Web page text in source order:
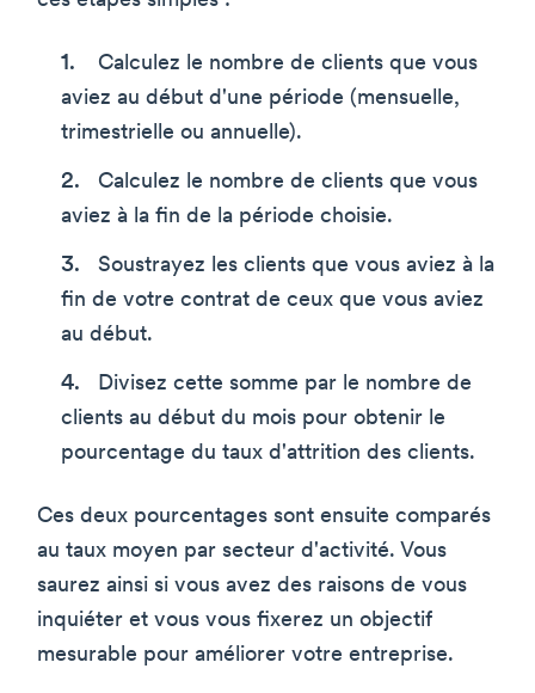
Calculez le nombre de clients que vous
aviez au début d'une période (mensuelle,
trimestrielle ou annuelle).
Calculez le nombre de clients que vous
aviez à la fin de la période choisie.
Soustrayez les clients que vous aviez à la
fin de votre contrat de ceux que vous aviez
au début.
Divisez cette somme par le nombre de
clients au début du mois pour obtenir le
pourcentage du taux d'attrition des clients.
Ces deux pourcentages sont ensuite comparés
au taux moyen par secteur d'activité. Vous
saurez ainsi si vous avez des raisons de vous
inquiéter et vous vous fixerez un objectif
mesurable pour améliorer votre entreprise.